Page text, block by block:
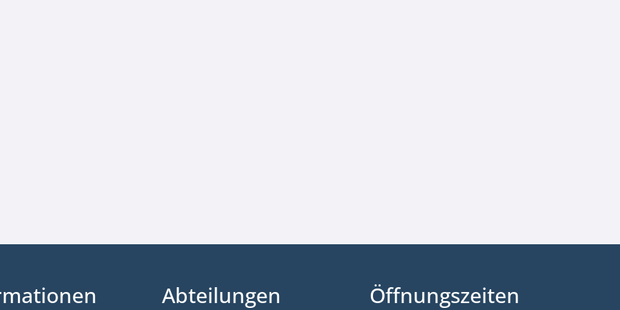
Abteilungen Öffnungszeiten